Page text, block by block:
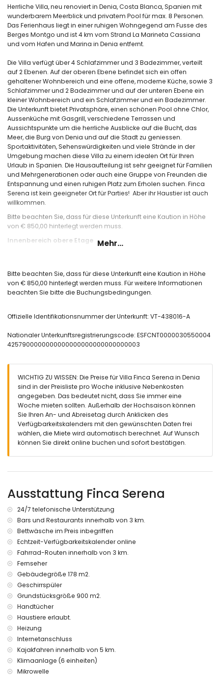
Herrliche Villa, neu renoviert in Denia, Costa Blanca, Spanien mit
wunderbarem Meerblick und privatem Pool für max. 8 Personen.
Das Ferienhaus liegt in einer ruhigen Wohngegend am Fusse des
Berges Montgo und ist 4 km vom Strand La Marineta Cassiana
und vom Hafen und Marina in Denia entfernt.
Die Villa verfügt über 4 Schlafzimmer und 3 Badezimmer, verteilt
auf 2 Ebenen. Auf der oberen Ebene befindet sich ein offen
gehaltener Wohnbereich und eine offene, moderne Küche, sowie 3
Schlafzimmer und 2 Badezimmer und auf der unteren Ebene ein
kleiner Wohnbereich und ein Schlafzimmer und ein Badezimmer.
Die Unterkunft bietet Privatsphäre, einen schönen Pool ohne Chlor,
Aussenküche mit Gasgrill, verschiedene Terrassen und
Aussichtspunkte um die herrliche Ausblicke auf die Bucht, das
Meer, die Burg von Denia und auf die Stadt zu geniessen.
Sportaktivitäten, Sehenswürdigkeiten und viele Strände in der
Umgebung machen diese Villa zu einem idealen Ort für Ihren
Urlaub in Spanien. Die Hausaufteilung ist sehr geeignet für Familien
und Mehrgenerationen oder auch eine Gruppe von Freunden die
Entspannung und einen ruhigen Platz zum Erholen suchen. Finca
Serena ist kein geeigneter Ort für Parties! Aber ihr Haustier ist auch
willkommen.
Bitte beachten Sie, dass für diese Unterkunft eine Kaution in Höhe
von € 850,00 hinterlegt werden muss.
Innenbereich obere Etage
Abstellraum mit Waschmaschine
3 Schlafzimmer mit Klimaanlaage und 2 Badezimmer mit
Dusche, eines davon en-suite
zur Poolterrasse
Innenbereich untere Etage
Wohnbereich mit Sofa, TV und Klimaanlage
Treppenzugang innen zur oberen Etage
Außenbereich der Villa
nierenförmiger privater Pool mit den Maßen 6m x 4m auf
Salzwasserbasis - kein Chlor
verschiedene Terrassen, mit Möbeln, teilweise überdacht
Außenküche und Gasgrill
Außen-Sitzbereich und Außen-Essbereich
Herrlicher Panoramablick
Weitere Informationen
Nächste Stadt: Denia (innerhalb von 4 Kilometern von der
Villa)
Nächster Strand: La Marineta Cassiana (innerhalb von 4
Kilometern von der Villa)
Nächster Hafen: Denia (innerhalb von 5 Kilometern von der
Nächster Flughafen: Alicante (innerhalb von 100 Kilometern
von der Villa)
Zweitnächster Flughafen: Valencia (> 100 Kilometer)
Die Unterkunft ist sehr gut für Familien mit Kindern geeignet
Ausstattungen und Dienstleistungen, die im Mietpreis der Villa
enthalten sind
Internet (WiFi)
Staubsauger sowie Bügeleisen und Bügelbrett
wöchentlicher Wäschewechsel
Ausstattungen und Dienstleistungen gegen Aufpreis
Mehr...
Bitte beachten Sie, dass für diese Unterkunft eine Kaution in Höhe
von € 850,00 hinterlegt werden muss. Für weitere Informationen
beachten Sie bitte die Buchungsbedingungen.
Offizielle Identifikationsnummer der Unterkunft: VT-438016-A
Nationaler Unterkunftsregistrierungscode: ESFCNT0000030550004
4257900000000000000000000000000003
WICHTIG ZU WISSEN: Die Preise für Villa Finca Serena in Denia
sind in der Preisliste pro Woche inklusive Nebenkosten
angegeben. Das bedeutet nicht, dass Sie immer eine
Woche mieten sollten. Außerhalb der Hochsaison können
Sie Ihren An- und Abreisetag durch Anklicken des
Verfügbarkeitskalenders mit den gewünschten Daten frei
wählen, die Miete wird automatisch berechnet. Auf Wunsch
können Sie direkt online buchen und sofort bestätigen.
Ausstattung Finca Serena
24/7 telefonische Unterstützung
Bars und Restaurants innerhalb von 3 km.
Bettwäsche im Preis inbegriffen
Echtzeit-Verfügbarkeitskalender online
Fahrrad-Routen innerhalb von 3 km.
Fernseher
Gebäudegröße 178 m2.
Geschirrspüler
Grundstücksgröße 900 m2.
Handtücher
Haustiere erlaubt.
Heizung
Internetanschluss
Kajakfahren innerhalb von 5 km.
Klimaanlage (6 einheiten)
Mikrowelle